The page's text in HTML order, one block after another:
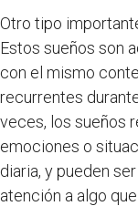
Otro tipo
Estos sueños son
con el mismo
recurrentes
veces, los sueños
emociones o
diaria, y pueden
atención a algo